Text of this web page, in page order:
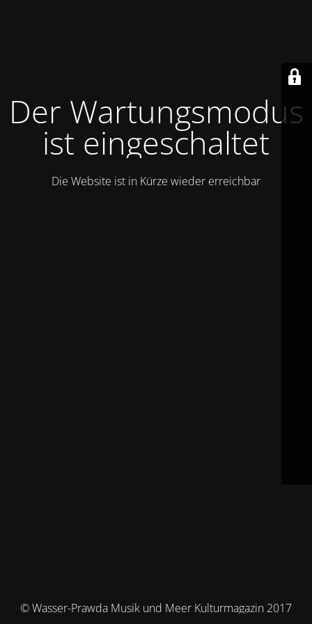
Der Wartungsmodus
ist eingeschaltet
Die Website ist in Kürze wieder erreichbar
© Wasser-Prawda Musik und Meer Kulturmagazin 2017